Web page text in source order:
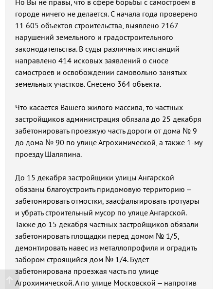
Но Вы не правы, что в сфере борьбы с самостроем в
городе ничего не делается. С начала года проверено
11 605 объектов строительства, выявлено 2167
нарушений земельного и градостроительного
законодательства. В суды различных инстанций
направлено 414 исковых заявлений о сносе
самостроев и освобождении самовольно занятых
земельных участков. Снесено 364 объекта.
Что касается Вашего жилого массива, то частных
застройщиков администрация обязала до 25 декабря
забетонировать проезжую часть дороги от дома № 9
до дома № 90 по улице Агрохимической, а также 1-му
проезду Шаляпина.
До 15 декабря застройщики улицы Ангарской
обязаны благоустроить придомовую территорию –
забетонировать отмостки, заасфальтировать тротуары
и убрать строительный мусор по улице Ангарской.
Также до 15 декабря частных застройщиков обязали
забетонировать площадки перед домом № 1/5,
демонтировать навес из металлопрофиля и оградить
забором строящийся дом № 1/4. Будет
забетонирована проезжая часть по улице
Агрохимической. А по улице Московской – напротив